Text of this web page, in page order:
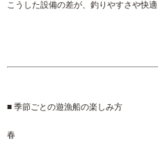
こうした設備の差が、釣りやすさや快適
■ 季節ごとの遊漁船の楽しみ方
春